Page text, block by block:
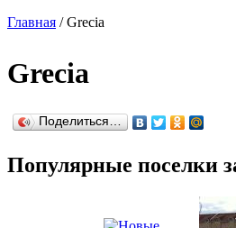
Главная /Grecia
Grecia
Поделиться…
Популярные поселки